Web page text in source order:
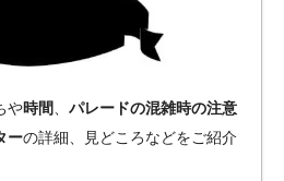
や時間
パレードの混雑時の注意
ーの詳細、見どころなどをご紹介